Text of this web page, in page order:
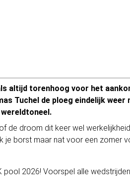
altijd torenhoog voor het
Tuchel de ploeg eindelijk
droom dit keer wel
je borst maar nat voor een zomer
pool 2026! Voorspel alle wedstrijden